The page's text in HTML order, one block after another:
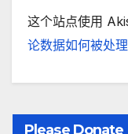
这个站点使用
论数据如何被处理
Please Donate